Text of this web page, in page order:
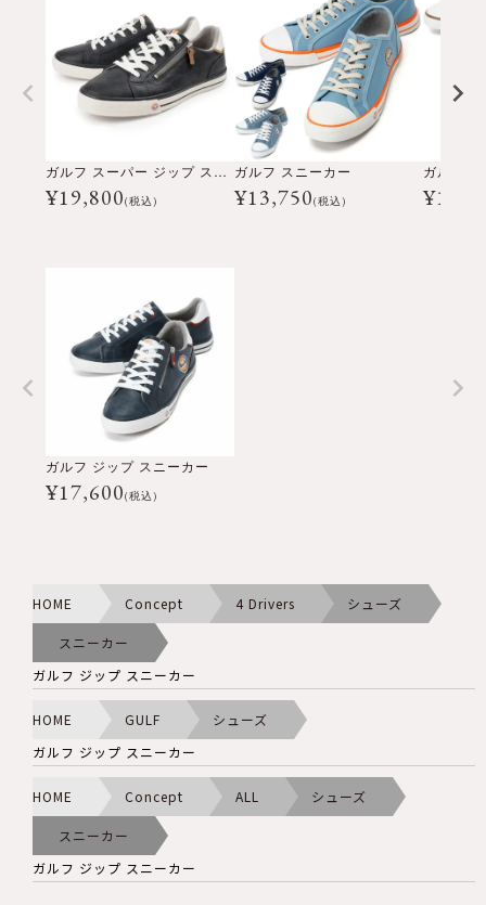
ガルフ スーパー ジップ スニーカー
¥19,800(税込)
ガルフ スニーカー
¥13,750(税込)
ガルフ
¥
ガルフ ジップ スニーカー
¥17,600(税込)
HOME Concept 4 Drivers シューズ
スニーカー
ガルフ ジップ スニーカー
HOME GULF
シューズ
ガルフ ジップ スニーカー
HOME Concept ALL シューズ
スニーカー
ガルフ ジップ スニーカー